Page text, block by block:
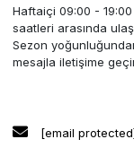
Haftaiçi 09:00 -
saatleri arasında
Sezon
mesajla iletişime
[email